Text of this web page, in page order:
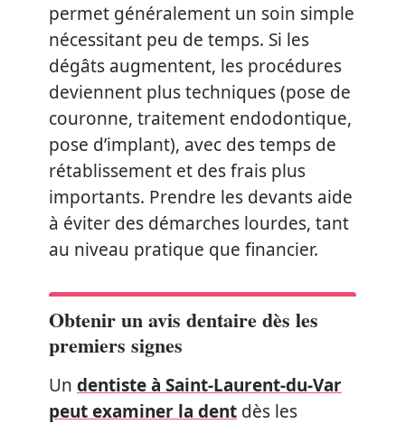
permet généralement un soin simple
nécessitant peu de temps. Si les
dégâts augmentent, les procédures
deviennent plus techniques (pose de
couronne, traitement endodontique,
pose d’implant), avec des temps de
rétablissement et des frais plus
importants. Prendre les devants aide
à éviter des démarches lourdes, tant
au niveau pratique que financier.
Obtenir un avis dentaire dès les
premiers signes
Un dentiste à Saint-Laurent-du-Var
peut examiner la dent dès les